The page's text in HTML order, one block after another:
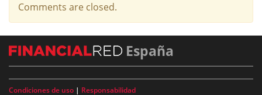
Comments are closed.
España
Condiciones de uso | Responsabilidad